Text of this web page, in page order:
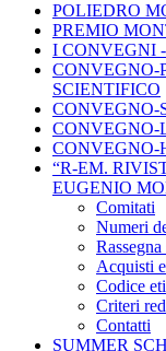
POLIEDRO
PREMIO
I CONVEGNI
CONVEGNO-
SCIENTIFICO
CONVEGNO-
CONVEGNO-
CONVEGNO-
“R-EM.
EUGENIO
Comitati
Numeri
Rassegna
Acquisti
Codice
Criteri
Contatti
SUMMER